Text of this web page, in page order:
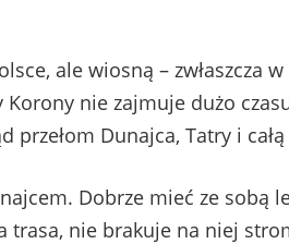
ale wiosną – zwłaszcza
nie zajmuje dużo
przełom Dunajca, Tatry i
Dobrze mieć ze sobą
trasa, nie brakuje na niej